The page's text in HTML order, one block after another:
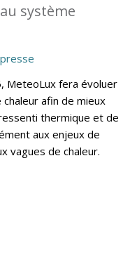
système
MeteoLux fera évoluer
afin de mieux
thermique et de
aux enjeux de
vagues de chaleur.